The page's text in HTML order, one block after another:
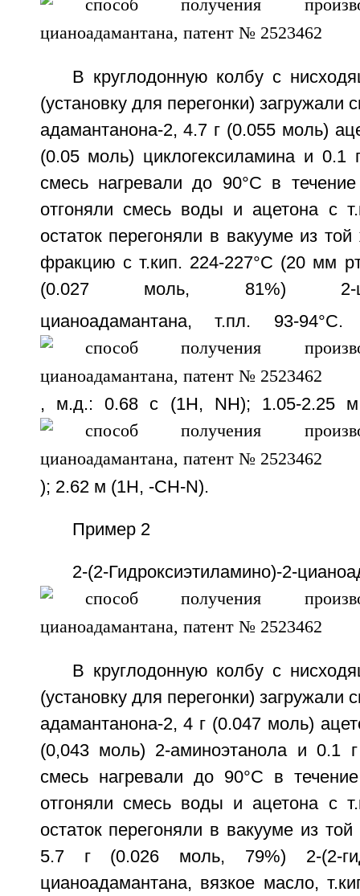
В круглодонную колбу с
(установку для перегонки) загружали
адамантанона-2, 4.7 г (0.055 моль)
(0.05 моль) циклогексиламина и 0.1
смесь нагревали до 90°С в
отгоняли смесь воды и ацетона с
остаток перегоняли в вакууме из
фракцию с т.кип. 224-227°С (20 мм
(0.027 моль, 81%) 2-
цианоадамантана, т.пл. 93-
, м.д.: 0.68 с (1Н, NH); 1.05-2.25
); 2.62 м (1Н, -CH-N).
Пример 2
2-(2-Гидроксиэтиламино)-2-
В круглодонную колбу с
(установку для перегонки) загружали
адамантанона-2, 4 г (0.047 моль)
(0,043 моль) 2-аминоэтанола и 0.1
смесь нагревали до 90°С в
отгоняли смесь воды и ацетона с
остаток перегоняли в вакууме из
5.7 г (0.026 моль, 79%) 2-(2-
цианоадамантана, вязкое масло,